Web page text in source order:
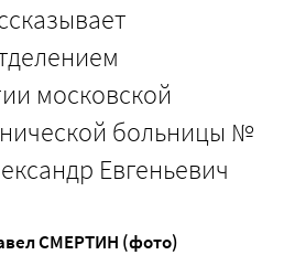
московской
больницы №
Евгеньевич
СМЕРТИН (фото)